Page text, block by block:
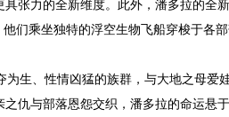
具张力的全新维度。此外，潘多拉的
们乘坐独特的浮空生物飞船穿梭于各
、性情凶猛的族群，与大地之母爱
之仇与部落恩怨交织，潘多拉的命运